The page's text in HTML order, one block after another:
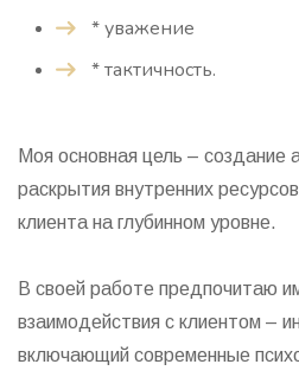
* уважение
* тактичность.
Моя основная цель –
раскрытия внутренних
клиента на глубинном уровне.
В своей работе предпочитаю
взаимодействия с клиентом –
включающий современные